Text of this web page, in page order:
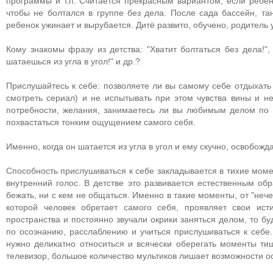
чтобы не болтался в группе без дела. После сада бассейн,
ребенок ужинает и вырубается. Дитё развито, обучено, родитель
Кому знакомы фразу из детства: "Хватит болтаться без
шатаешься из угла в угол!" и др.?
Прислушайтесь к себе: позволяете ли вы самому себе
смотреть сериал) и не испытывать при этом чувства вины и
потребности, желания, занимаетесь ли вы любимым делом
похвастаться тонким ощущением самого себя.
Именно, когда он шатается из угла в угол и ему скучно,
Способность прислушиваться к себе закладывается в тихие
внутренний голос. В детстве это развивается естественным
бежать, ни с кем не общаться. Именно в такие моменты, от
которой человек обретает самого себя, проявляет свои
пространства и постоянно звучали окрики заняться делом, то
по осознанию, расслаблению и учиться прислушиваться к
нужно деликатно относиться и всячески оберегать
телевизор, большое количество мультиков лишает возможности